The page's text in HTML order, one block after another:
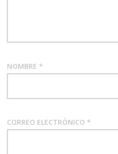
NOMBRE *
CORREO ELECTRÓNICO *